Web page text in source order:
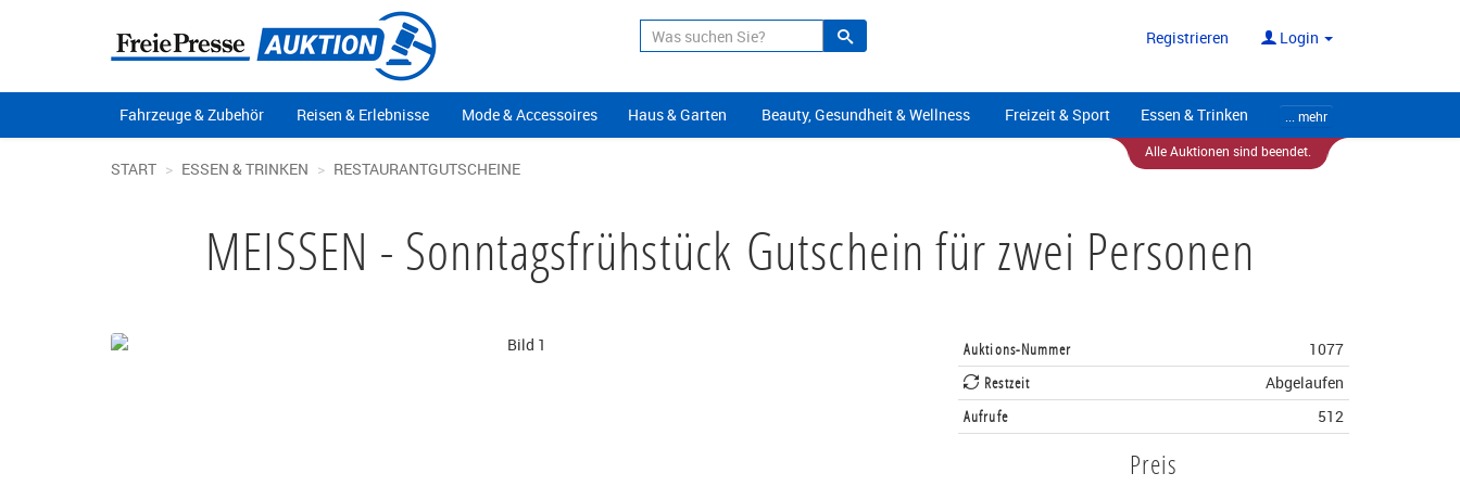
Suche Registrieren Login
Fahrzeuge & Zubehör Reisen & Erlebnisse Mode & Accessoires Haus & Garten Beauty, Gesundheit & Wellness Freizeit & Sport Essen & Trinken
... mehr
Alle Auktionen sind beendet.
START ESSEN & TRINKEN RESTAURANTGUTSCHEINE
MEISSEN - Sonntagsfrühstück Gutschein für zwei Personen
Auktions-Nummer
1077
Restzeit
Abgelaufen
Aufrufe
512
Preis